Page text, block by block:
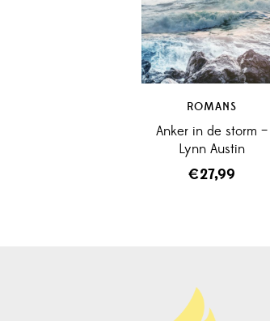
ROMANS
Anker in de storm –
Lynn Austin
€27,99